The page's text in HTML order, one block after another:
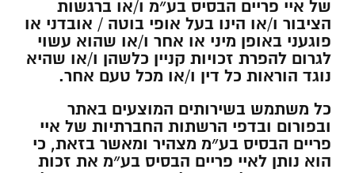
של איי פריים הבסיס בע״מ ו/או ברגשות
הציבור ו/או הינו בעל אופי בוטה / אובדני או
פוגעני באופן מיני או אחר ו/או שהוא עשוי
לגרום להפרת זכויות קניין כלשהן ו/או שהיא
נוגד הוראות כל דין ו/או מכל טעם אחר.
כל משתמש בשירותים המוצעים באתר
ובפורום ובדפי הרשתות החברתיות של איי
פריים הבסיס בע״מ מצהיר ומאשר בזאת, כי
הוא נותן לאיי פריים הבסיס בע״מ את זכות